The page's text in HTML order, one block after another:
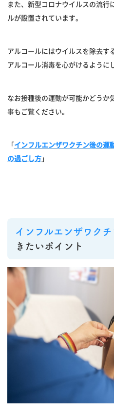
また、新型コロナウイルスの流行
ルが設置されています。
アルコールにはウイルスを除去す
アルコール消毒を心がけるように
なお接種後の運動が可能かどうか
事もご覧ください。
「インフルエンザワクチン後の運
の過ごし方 」
インフルエンザワクチ
きたいポイント